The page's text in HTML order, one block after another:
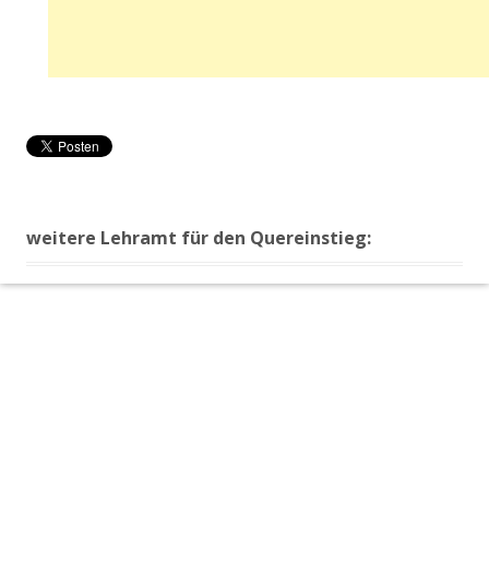
weitere Lehramt für den Quereinstieg: